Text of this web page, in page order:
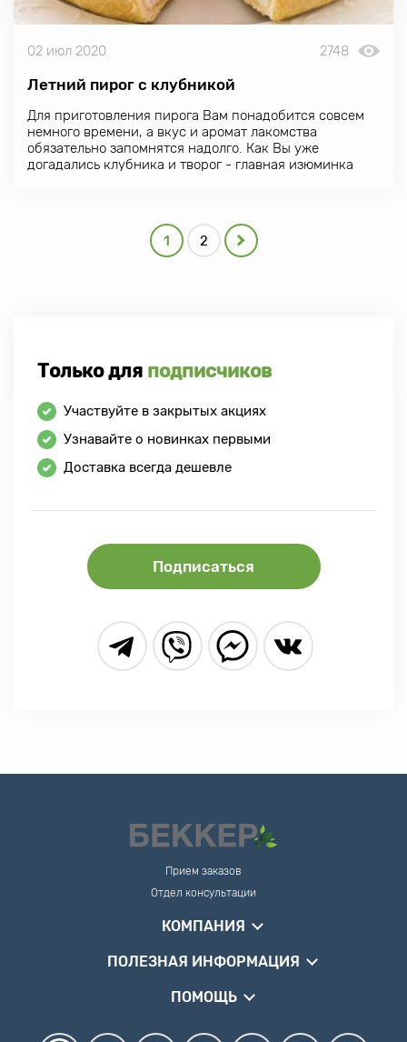
02 июл 2020 2748
Летний пирог с клубникой
Для приготовления пирога Вам понадобится совсем
немного времени, а вкус и аромат лакомства
обязательно запомнятся надолго. Как Вы уже
догадались клубника и творог - главная изюминка
1 2
Только для подписчиков
Участвуйте в закрытых акциях
Узнавайте о новинках первыми
Доставка всегда дешевле
Подписаться
Прием заказов
Отдел консультации
КОМПАНИЯ
ПОЛЕЗНАЯ ИНФОРМАЦИЯ
ПОМОЩЬ